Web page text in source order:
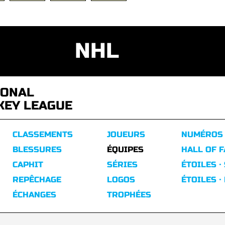
NHL
LEAGUE
CLASSEMENTS
BLESSURES
CAPHIT
REPÊCHAGE
ÉCHANGES
JOUEURS
ÉQUIPES
SÉRIES
LOGOS
TROPHÉES
NUMÉROS
HALL OF
ÉTOILES
ÉTOILES